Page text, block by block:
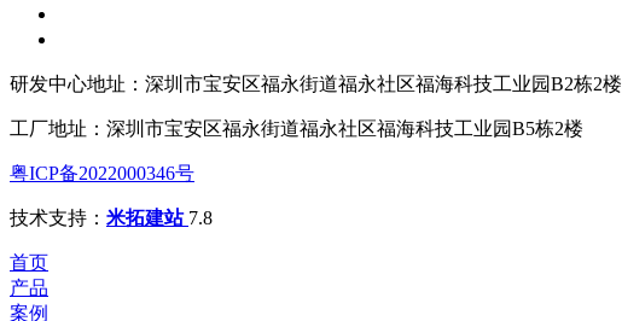
研发中心地址：深圳市宝安区福永街道福永社区福海科技工业园B2栋2楼
工厂地址：深圳市宝安区福永街道福永社区福海科技工业园B5栋2楼
粤ICP备2022000346号
技术支持： 米拓建站 7.8
首页
产品
案例